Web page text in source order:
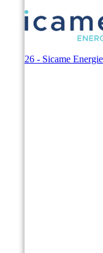
© 2026 - Sicame Energie